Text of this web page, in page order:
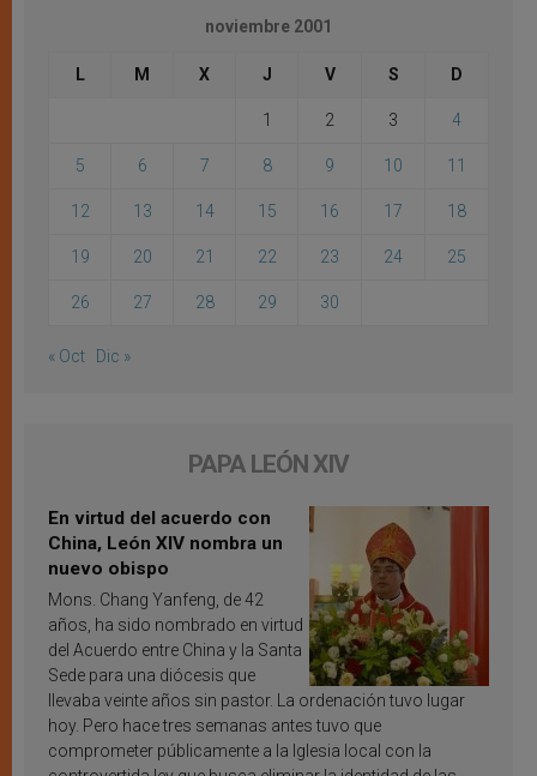
noviembre 2001
L M X J V S D
1 2 3 4
5 6 7 8 9 10 11
12 13 14 15 16 17 18
19 20 21 22 23 24 25
26 27 28 29 30
« Oct Dic »
PAPA LEÓN XIV
En virtud del acuerdo con
China, León XIV nombra un
nuevo obispo
Mons. Chang Yanfeng, de 42
años, ha sido nombrado en virtud
del Acuerdo entre China y la Santa
Sede para una diócesis que
llevaba veinte años sin pastor. La ordenación tuvo lugar
hoy. Pero hace tres semanas antes tuvo que
comprometer públicamente a la Iglesia local con la